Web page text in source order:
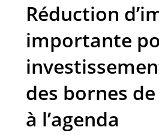
Réduction
importante
des bornes
à l’agenda